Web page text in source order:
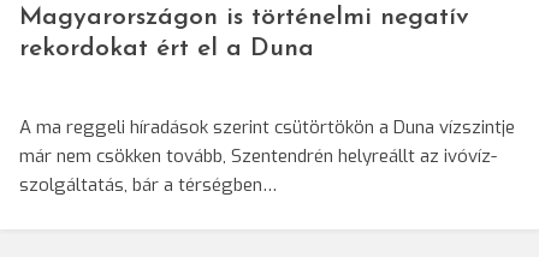
Magyarországon is történelmi negatív
rekordokat ért el a Duna
A ma reggeli híradások szerint csütörtökön a Duna vízszintje
már nem csökken tovább, Szentendrén helyreállt az ivóvíz-
szolgáltatás, bár a térségben…